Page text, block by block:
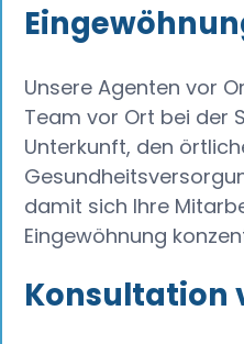
Unsere Agenten vor
Team vor Ort bei der
Unterkunft, den
damit sich Ihre
Eingewöhnung
Konsultation